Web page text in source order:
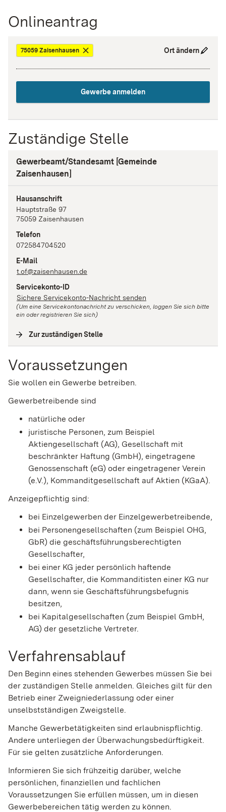
Onlineantrag
75059 Zaisenhausen Ort ändern
Gewerbe anmelden
Zuständige Stelle
Gewerbeamt/Standesamt [Gemeinde
Zaisenhausen]
Hausanschrift
Hauptstraße 97
75059 Zaisenhausen
Telefon
072584704520
E-Mail
t.of@zaisenhausen.de
Servicekonto-ID
Sichere Servicekonto-Nachricht senden
(Um eine Servicekontonachricht zu verschicken, loggen Sie sich bitte
ein oder registrieren Sie sich)
Zur zuständigen Stelle
Voraussetzungen
Sie wollen ein Gewerbe betreiben.
Gewerbetreibende sind
natürliche oder
juristische Personen, zum Beispiel
Aktiengesellschaft (AG), Gesellschaft mit
beschränkter Haftung (GmbH), eingetragene
Genossenschaft (eG) oder eingetragener Verein
(e.V.), Kommanditgesellschaft auf Aktien (KGaA).
Anzeigepflichtig sind:
bei Einzelgewerben der Einzelgewerbetreibende,
bei Personengesellschaften (zum Beispiel OHG,
GbR) die geschäftsführungsberechtigten
Gesellschafter,
bei einer KG jeder persönlich haftende
Gesellschafter, die Kommanditisten einer KG nur
dann, wenn sie Geschäftsführungsbefugnis
besitzen,
bei Kapitalgesellschaften (zum Beispiel GmbH,
AG) der gesetzliche Vertreter.
Verfahrensablauf
Den Beginn eines stehenden Gewerbes müssen Sie bei
der zuständigen Stelle anmelden. Gleiches gilt für den
Betrieb einer Zweigniederlassung oder einer
unselbstständigen Zweigstelle.
Manche Gewerbetätigkeiten sind erlaubnispflichtig.
Andere unterliegen der Überwachungsbedürftigkeit.
Für sie gelten zusätzliche Anforderungen.
Informieren Sie sich frühzeitig darüber, welche
persönlichen, finanziellen und fachlichen
Voraussetzungen Sie erfüllen müssen, um in diesen
Gewerbebereichen tätig werden zu können.